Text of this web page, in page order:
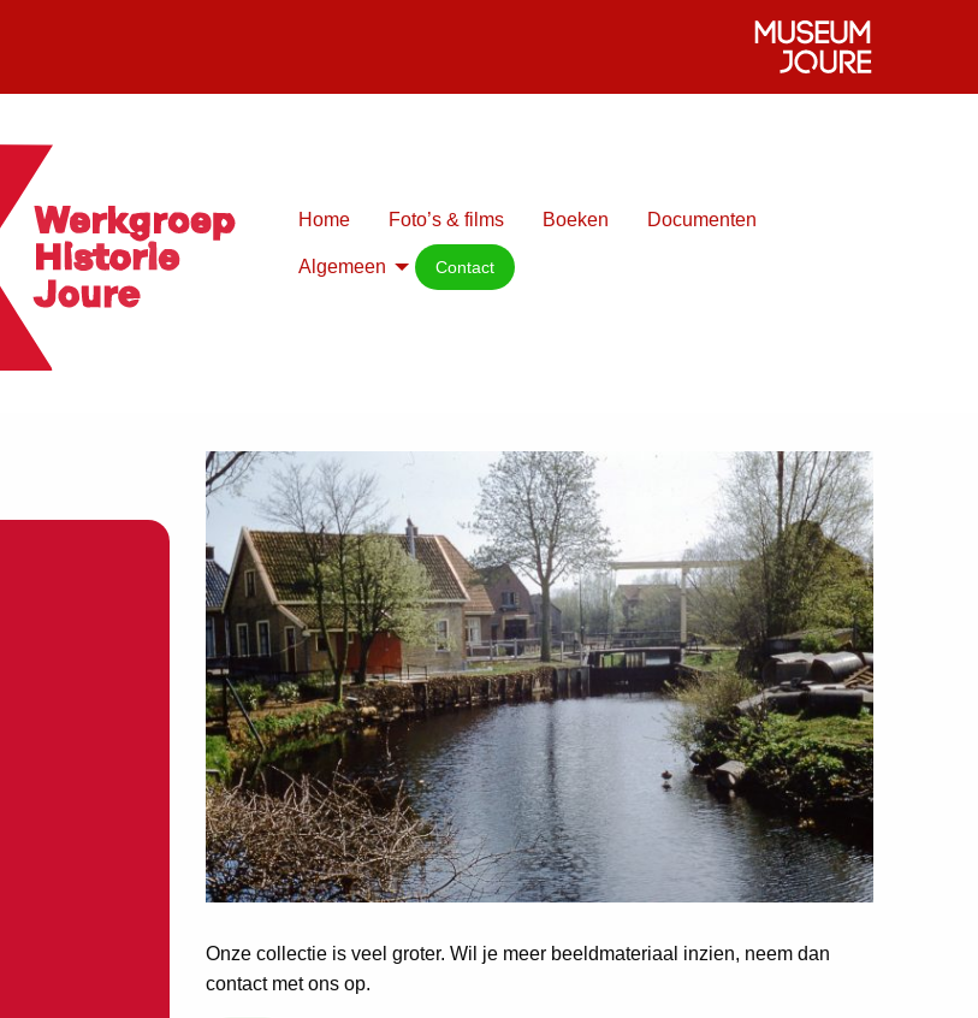
Home Foto’s & films Boeken Documenten
Algemeen Contact
Onze collectie is veel groter. Wil je meer beeldmateriaal inzien, neem dan
contact met ons op.